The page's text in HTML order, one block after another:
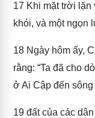
17 Khi mặt trời lặn
khói, và một ngọn
18 Ngày hôm ấy,
rằng: “Ta đã cho
ở Ai Cập đến
19 đất của các